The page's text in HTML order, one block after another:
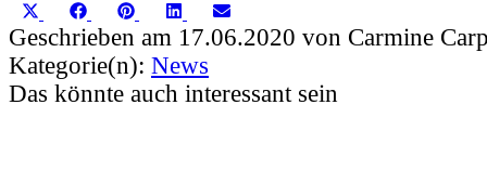
Share
on
(Twitter)
Share
on
FacebookShare
on
Pinterest Share
on
LinkedInShare
on
Geschrieben am 17.06.2020 von Carmine
Kategorie(n): News
Das könnte auch interessant sein